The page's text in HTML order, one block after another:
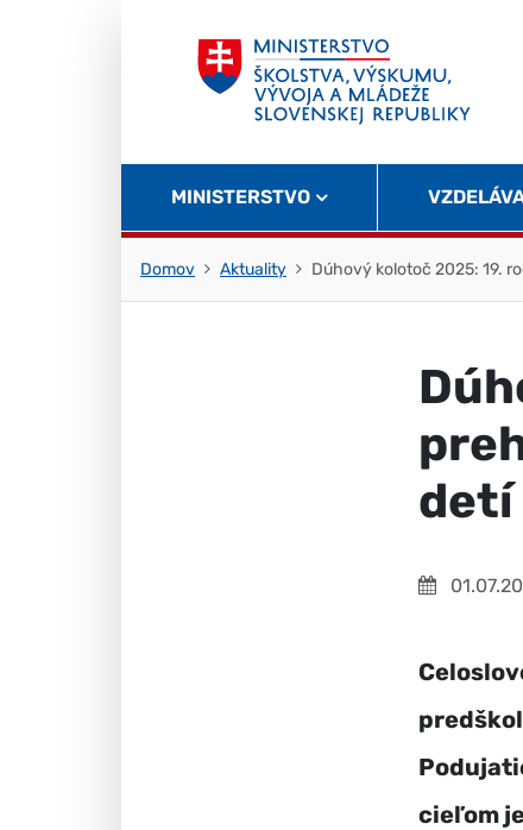
MINISTERSTVO
Domov Aktuality Dúhový kolotoč 2025: 19.
detí
cieľom